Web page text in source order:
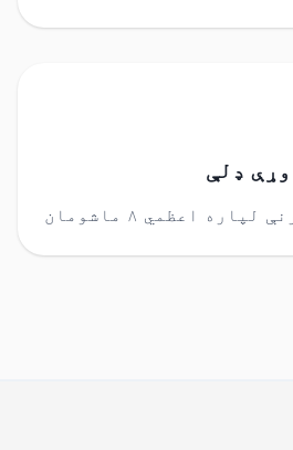
وړې ډلې
اعظمي ۸ ماشومان